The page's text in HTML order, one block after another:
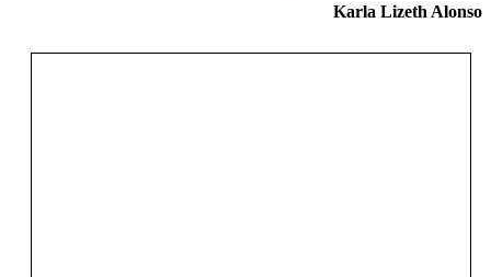
Karla Lizeth Alonso